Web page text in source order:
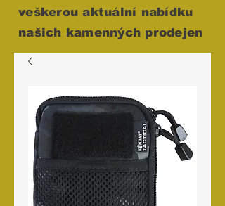
veškerou aktuální nabídku
našich kamenných prodejen